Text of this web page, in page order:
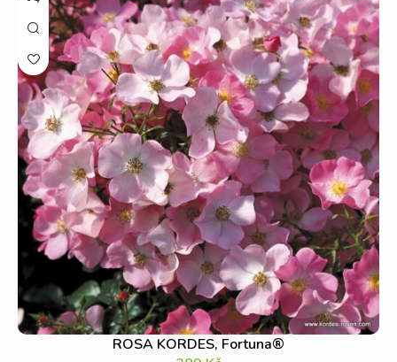
ROSA KORDES, Fortuna®